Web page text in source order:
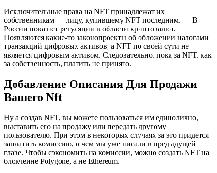
Исключительные права на NFT принадлежат их
собственникам — лицу, купившему NFT последним. — В
России пока нет регуляции в области криптовалют.
Появляются какие-то законопроекты об обложении налогами
транзакций цифровых активов, а NFT по своей сути не
является цифровым активом. Следовательно, пока за NFT, как
за собственность, платить не принято.
Добавление Описания Для Продажи
Вашего Nft
Ну а создав NFT, вы можете пользоваться им единолично,
выставить его на продажу или передать другому
пользователю. При этом в некоторых случаях за это придется
заплатить комиссию, о чем мы уже писали в предыдущей
главе. Чтобы сэкономить на комиссии, можно создать NFT на
блокчейне Polygone, а не Ethereum.